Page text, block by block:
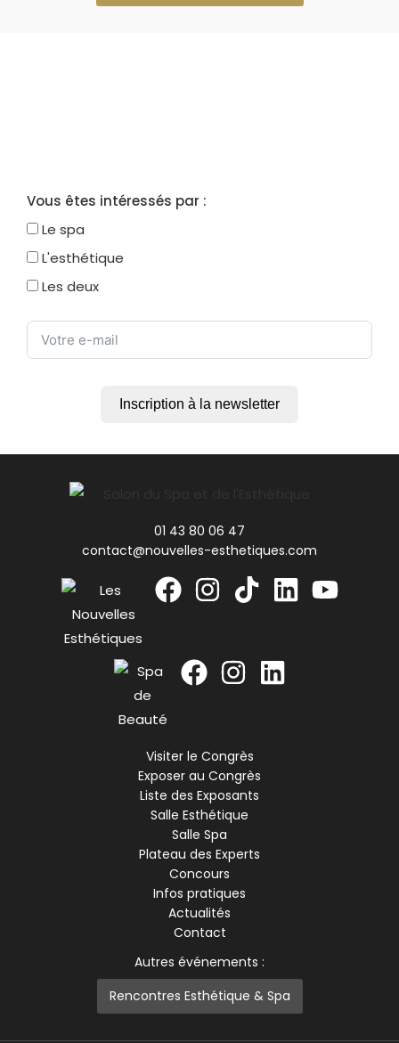
Vous êtes intéressés par :
Le spa
L'esthétique
Les deux
Inscription à la newsletter
01 43 80 06 47
contact@nouvelles-esthetiques.com
Visiter le Congrès
Exposer au Congrès
Liste des Exposants
Salle Esthétique
Salle Spa
Plateau des Experts
Concours
Infos pratiques
Actualités
Contact
Autres événements :
Rencontres Esthétique & Spa